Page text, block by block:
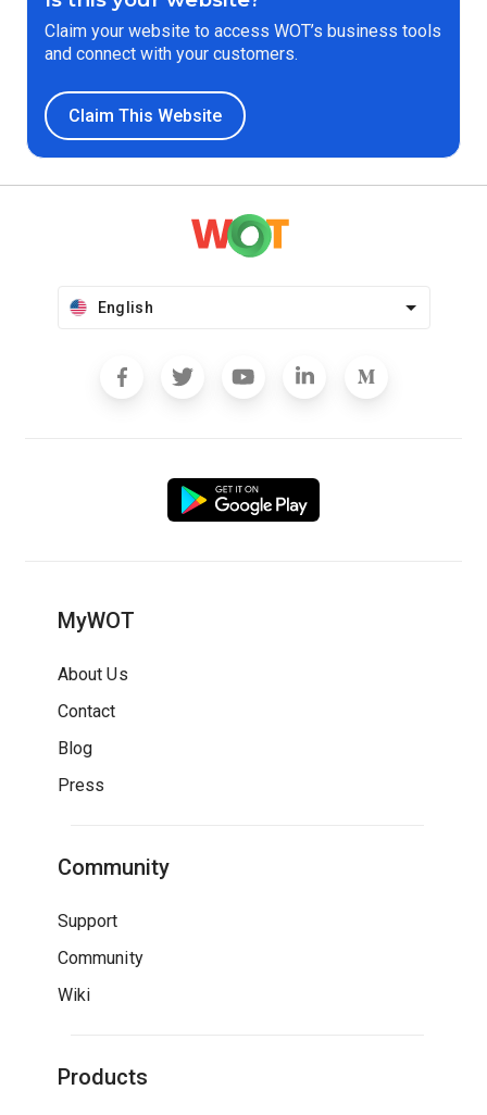
Claim your website to access WOT’s business tools
and connect with your customers.
Claim This Website
English
MyWOT
About Us
Contact
Blog
Press
Community
Support
Community
Wiki
Products